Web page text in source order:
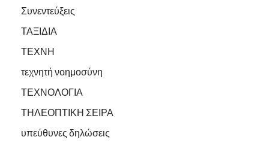
Συνεντεύξεις
ΤΑΞΙΔΙΑ
ΤΕΧΝΗ
τεχνητή νοημοσύνη
ΤΕΧΝΟΛΟΓΙΑ
ΤΗΛΕΟΠΤΙΚΗ ΣΕΙΡΑ
υπεύθυνες δηλώσεις